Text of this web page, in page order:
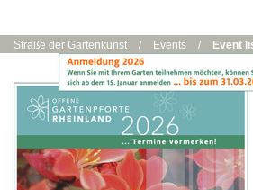
Straße der Gartenkunst / Events / Event